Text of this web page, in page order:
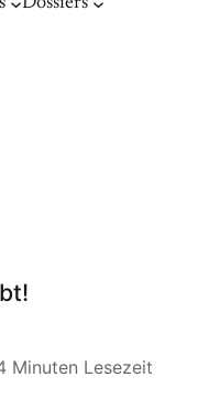
Minuten Lesezeit